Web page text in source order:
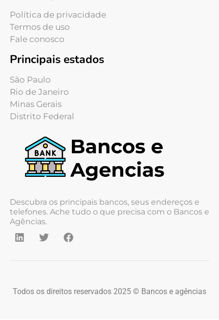
Política de privacidade
Termos de uso
Fale conosco
Principais estados
São Paulo
Rio de Janeiro
Minas Gerais
Distrito Federal
Descubra os principais bancos, seus endereços e
telefones. Ache tudo o que precisa com o Bancos e
Agências.
Todos os direitos reservados 2025 © Bancos e agências